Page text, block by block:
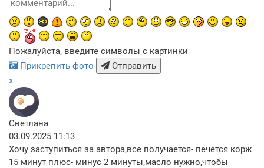
Пожалуйста, введите символы с картинки
Прикрепить фото
Отправить
x
Светлана
03.09.2025 11:13
Хочу заступиться за автора,все получается- печется корж
15 минут плюс- минус 2 минуты,масло нужно,чтобы